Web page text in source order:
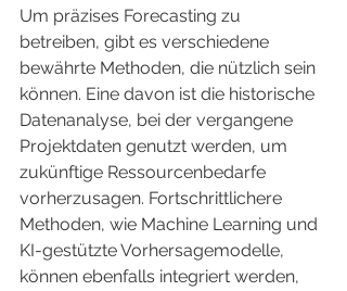
Um präzises Forecasting zu
betreiben, gibt es verschiedene
bewährte Methoden, die nützlich sein
können. Eine davon ist die historische
Datenanalyse, bei der vergangene
Projektdaten genutzt werden, um
zukünftige Ressourcenbedarfe
vorherzusagen. Fortschrittlichere
Methoden, wie Machine Learning und
KI-gestützte Vorhersagemodelle,
können ebenfalls integriert werden,